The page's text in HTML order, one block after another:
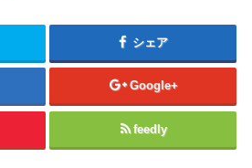
シェア
Google+
feedly